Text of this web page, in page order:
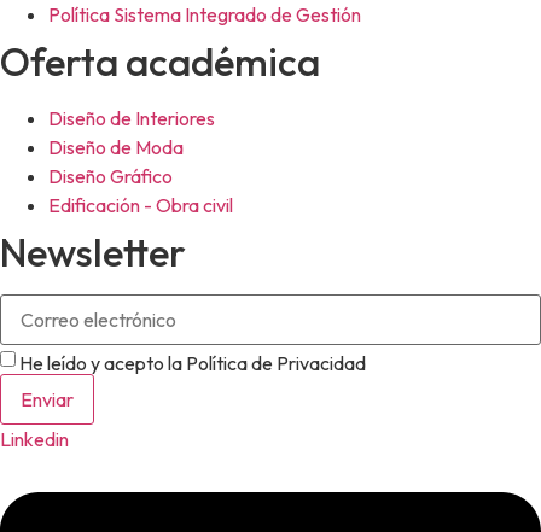
Política Sistema Integrado de Gestión
Oferta académica
Diseño de Interiores
Diseño de Moda
Diseño Gráfico
Edificación - Obra civil
Newsletter
He leído y acepto la Política de Privacidad
Enviar
Linkedin